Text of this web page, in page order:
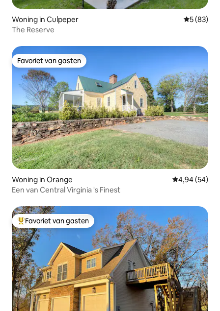
Woning in Culpeper
5 (83)
The Reserve
Favoriet van gasten
Favoriet van gasten
Woning in Orange Gemiddelde
4,94 (54)
Een van Central Virginia 's Finest
Topfavoriet van gasten
Favoriet van gasten